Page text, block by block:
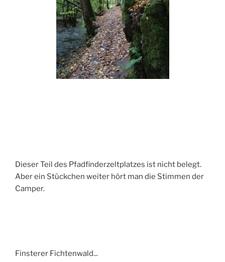
Dieser Teil des Pfadfinderzeltplatzes ist nicht belegt.
Aber ein Stückchen weiter hört man die Stimmen der
Camper.
Finsterer Fichtenwald...